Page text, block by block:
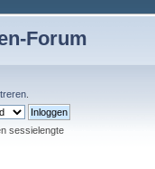
Forum
sessielengte